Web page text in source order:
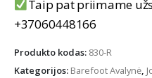
Taip pat priimame
+37060448166
Produkto kodas: 830-R
Kategorijos: Barefoot Avalynė,